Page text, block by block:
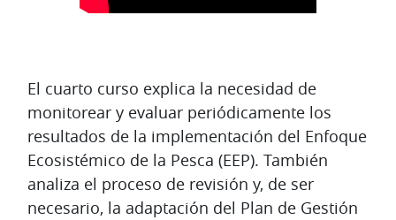
Diagrama de temas
El cuarto curso explica la necesidad de
monitorear y evaluar periódicamente los
resultados de la implementación del Enfoque
Ecosistémico de la Pesca (EEP). También
analiza el proceso de revisión y, de ser
necesario, la adaptación del Plan de Gestión